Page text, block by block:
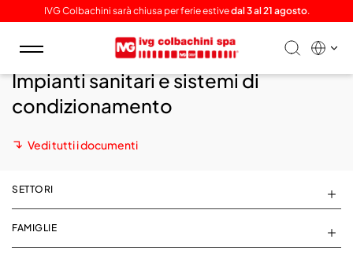
IVG Colbachini sarà chiusa per ferie estivedal 3 al 21 agosto.
Toggle
navigation
Impianti sanitari e sistemi di
condizionamento
Vedi tutti i documenti
SETTORI
FAMIGLIE